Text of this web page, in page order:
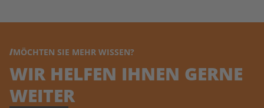
MÖCHTEN SIE MEHR WISSEN?
WIR HELFEN IHNEN GERNE
WEITER